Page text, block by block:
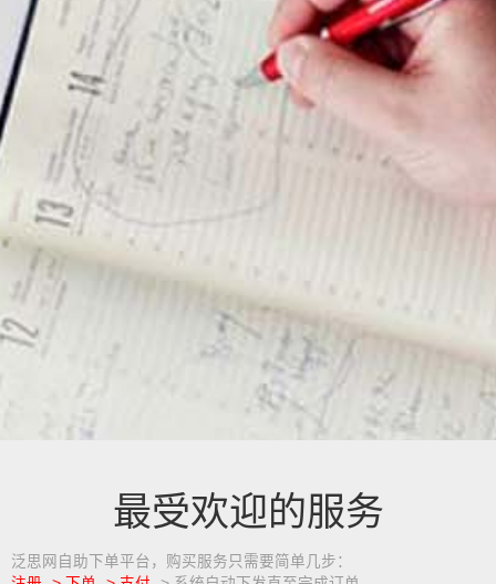
最受欢迎的服务
泛思网自助下单平台，购买服务只需要简单几步：